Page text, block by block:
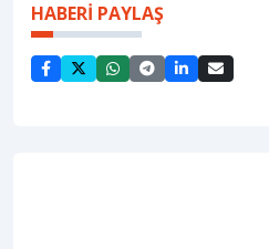
HABERİ PAYLAŞ